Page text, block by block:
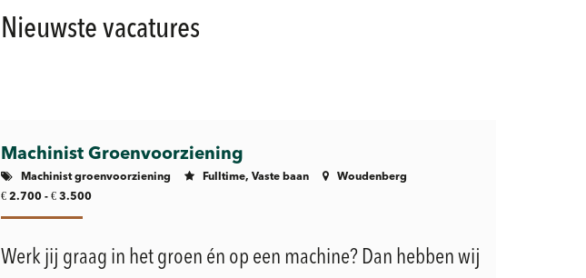
Nieuwste vacatures
Machinist Groenvoorziening
Machinist groenvoorziening Fulltime, Vaste baan
Woudenberg
€ 2.700 - € 3.500
Werk jij graag in het groen én op een machine? Dan hebben wij